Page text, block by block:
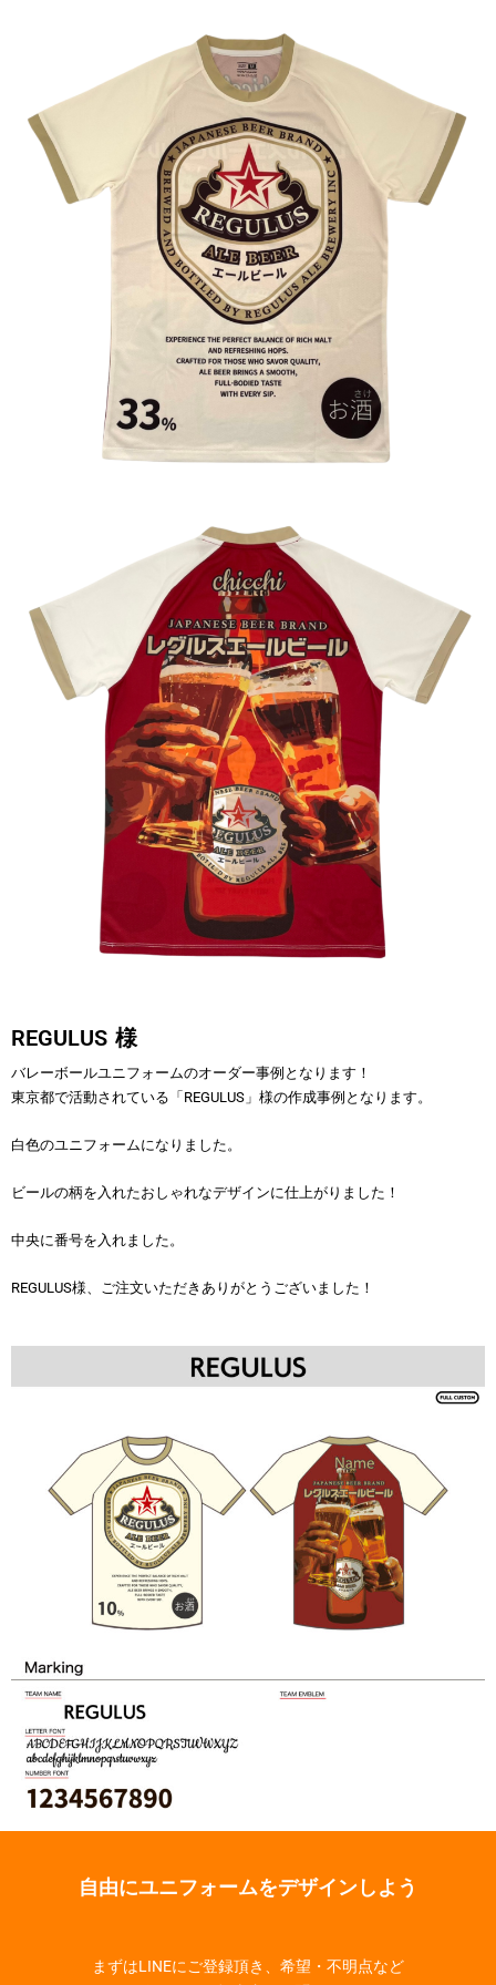
REGULUS 様
バレーボールユニフォームのオーダー事例となります！
東京都で活動されている「REGULUS」様の作成事例となります。
白色のユニフォームになりました。
ビールの柄を入れたおしゃれなデザインに仕上がりました！
中央に番号を入れました。
REGULUS様、ご注文いただきありがとうございました！
自由にユニフォームをデザインしよう
まずはLINEにご登録頂き、希望・不明点など